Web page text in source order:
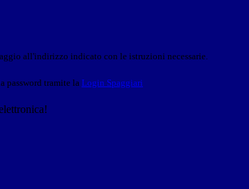
all'indirizzo indicato con le istruzioni necessarie.
password tramite la Login Spaggiari